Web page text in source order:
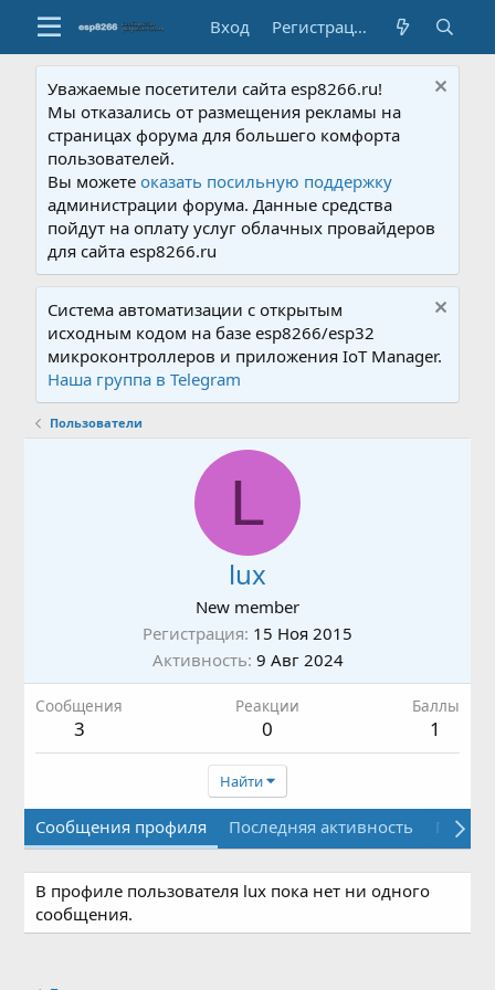
Вход Регистрация
Уважаемые посетители сайта esp8266.ru!
Мы отказались от размещения рекламы на
страницах форума для большего комфорта
пользователей.
Вы можетеоказать посильную поддержку
администрации форума. Данные средства
пойдут на оплату услуг облачных провайдеров
для сайта esp8266.ru
Система автоматизации с открытым
исходным кодом на базе esp8266/esp32
микроконтроллеров и приложения IoT Manager.
Наша группа в Telegram
Пользователи
L
lux
New member
Регистрация 15 Ноя 2015
Активность 9 Авг 2024
Сообщения
3
Реакции
0
Баллы
1
Найти
Сообщения профиля Последняя активность
В профиле пользователя lux пока нет ни одного
сообщения.